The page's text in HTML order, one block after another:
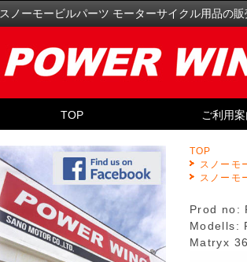
スノーモービルパーツ モーターサイクル用品の販
TOP ご利用
TOP
スノーモ
スノーモ
Prod no:
Modells:
Matryx